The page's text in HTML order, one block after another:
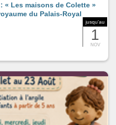
jusqu'au
1
NOV
« Les maisons de Colette »
du Palais-Royal